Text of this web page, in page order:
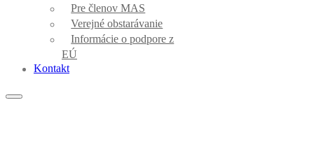
Pre členov MAS
Verejné obstarávanie
Informácie o podpore z
EÚ
Kontakt